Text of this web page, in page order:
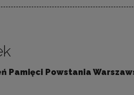
Pamięci Powstania